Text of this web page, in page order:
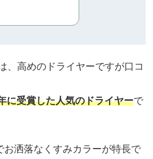
、高めのドライヤーですが口コ
に受賞した人気のドライヤーで
お洒落なくすみカラーが特長で